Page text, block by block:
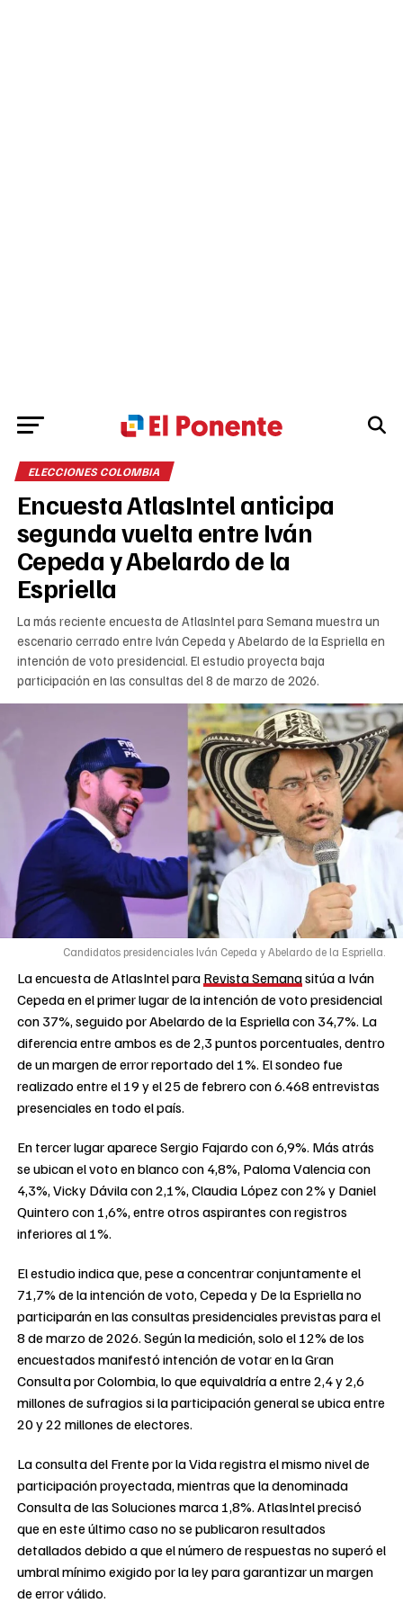
ELECCIONES COLOMBIA
Encuesta AtlasIntel anticipa
segunda vuelta entre Iván
Cepeda y Abelardo de la
Espriella
La más reciente encuesta de AtlasIntel para Semana muestra un
escenario cerrado entre Iván Cepeda y Abelardo de la Espriella en
intención de voto presidencial. El estudio proyecta baja
participación en las consultas del 8 de marzo de 2026.
Candidatos presidenciales Iván Cepeda y Abelardo de la Espriella.
La encuesta de AtlasIntel para Revista Semanasitúa a Iván
Cepeda en el primer lugar de la intención de voto presidencial
con 37%, seguido por Abelardo de la Espriella con 34,7%. La
diferencia entre ambos es de 2,3 puntos porcentuales, dentro
de un margen de error reportado del 1%. El sondeo fue
realizado entre el 19 y el 25 de febrero con 6.468 entrevistas
presenciales en todo el país.
En tercer lugar aparece Sergio Fajardo con 6,9%. Más atrás
se ubican el voto en blanco con 4,8%, Paloma Valencia con
4,3%, Vicky Dávila con 2,1%, Claudia López con 2% y Daniel
Quintero con 1,6%, entre otros aspirantes con registros
inferiores al 1%.
El estudio indica que, pese a concentrar conjuntamente el
71,7% de la intención de voto, Cepeda y De la Espriella no
participarán en las consultas presidenciales previstas para el
8 de marzo de 2026. Según la medición, solo el 12% de los
encuestados manifestó intención de votar en la Gran
Consulta por Colombia, lo que equivaldría a entre 2,4 y 2,6
millones de sufragios si la participación general se ubica entre
20 y 22 millones de electores.
La consulta del Frente por la Vida registra el mismo nivel de
participación proyectada, mientras que la denominada
Consulta de las Soluciones marca 1,8%. AtlasIntel precisó
que en este último caso no se publicaron resultados
detallados debido a que el número de respuestas no superó el
umbral mínimo exigido por la ley para garantizar un margen
de error válido.